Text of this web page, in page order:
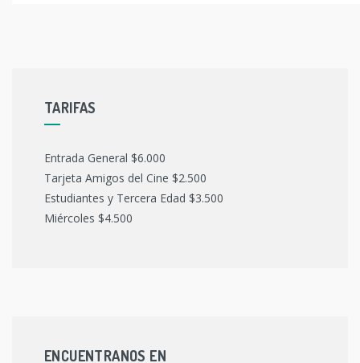
TARIFAS
Entrada General $6.000
Tarjeta Amigos del Cine $2.500
Estudiantes y Tercera Edad $3.500
Miércoles $4.500
ENCUENTRANOS EN